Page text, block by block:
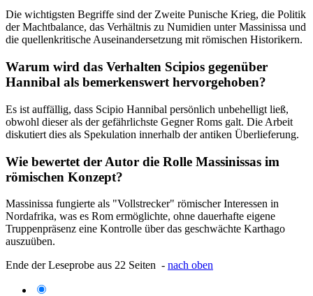
Die wichtigsten Begriffe sind der Zweite Punische Krieg, die Politik
der Machtbalance, das Verhältnis zu Numidien unter Massinissa und
die quellenkritische Auseinandersetzung mit römischen Historikern.
Warum wird das Verhalten Scipios gegenüber
Hannibal als bemerkenswert hervorgehoben?
Es ist auffällig, dass Scipio Hannibal persönlich unbehelligt ließ,
obwohl dieser als der gefährlichste Gegner Roms galt. Die Arbeit
diskutiert dies als Spekulation innerhalb der antiken Überlieferung.
Wie bewertet der Autor die Rolle Massinissas im
römischen Konzept?
Massinissa fungierte als "Vollstrecker" römischer Interessen in
Nordafrika, was es Rom ermöglichte, ohne dauerhafte eigene
Truppenpräsenz eine Kontrolle über das geschwächte Karthago
auszuüben.
Ende der Leseprobe aus 22 Seiten - nach oben